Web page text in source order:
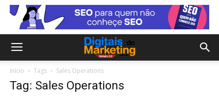
Início Tags Sales Operations
Tag: Sales Operations